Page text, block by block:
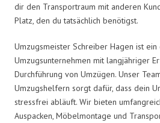
dir den Transportraum mit anderen
Platz, den du tatsächlich benötigst.
Umzugsmeister Schreiber Hagen ist
Umzugsunternehmen mit langjähriger
Durchführung von Umzügen. Unser
Umzugshelfern sorgt dafür, dass dein
stressfrei abläuft. Wir bieten
Auspacken, Möbelmontage und